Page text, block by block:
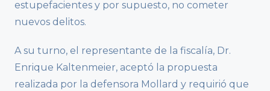
estupefacientes y por supuesto, no cometer
nuevos delitos.
A su turno, el representante de la fiscalía, Dr.
Enrique Kaltenmeier, aceptó la propuesta
realizada por la defensora Mollard y requirió que